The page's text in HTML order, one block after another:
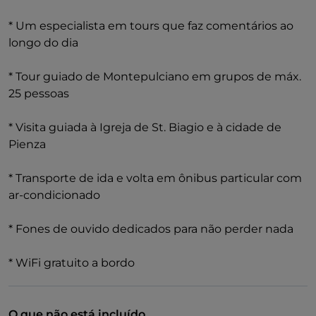
* Um especialista em tours que faz comentários ao
longo do dia
* Tour guiado de Montepulciano em grupos de máx.
25 pessoas
* Visita guiada à Igreja de St. Biagio e à cidade de
Pienza
* Transporte de ida e volta em ônibus particular com
ar-condicionado
* Fones de ouvido dedicados para não perder nada
* WiFi gratuito a bordo